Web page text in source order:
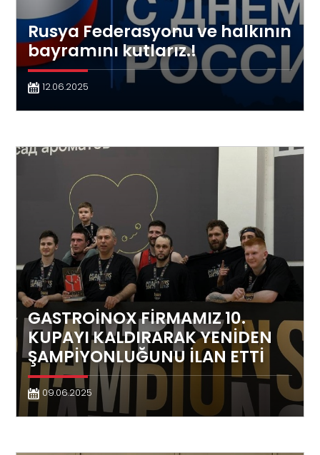
Rusya Federasyonu ve halkının
bayramını kutlarız.!
12.06.2025
GASTROİNOX FİRMAMIZ 10.
KUPAYI KALDIRARAK YENİDEN
ŞAMPİYONLUĞUNU İLAN ETTİ
09.06.2025